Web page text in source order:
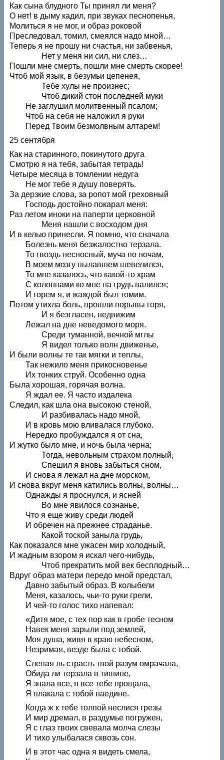
Как сына блудного Ты принял ли меня?
О нет! в дыму кадил, при звуках песнопенья,
Молиться я не мог, и образ роковой
Преследовал, томил, смеялся надо мной…
Теперь я не прошу ни счастья, ни забвенья,
Нет у меня ни сил, ни слез…
Пошли мне смерть, пошли мне смерть скорее!
Чтоб мой язык, в безумьи цепенея,
Тебе хулы не произнес;
Чтоб дикий стон последней муки
Не заглушил молитвенный псалом;
Чтоб на себя не наложил я руки
Перед Твоим безмолвным алтарем!
25 сентября
Как на старинного, покинутого друга
Смотрю я на тебя, забытая тетрадь!
Четыре месяца в томлении недуга
Не мог тебе я душу поверять.
За дерзкие слова, за ропот мой греховный
Господь достойно покарал меня:
Раз летом иноки на паперти церковной
Меня нашли с восходом дня
И в келью принесли. Я помню, что сначала
Болезнь меня безжалостно терзала.
То гвоздь несносный, муча по ночам,
В моем мозгу пылавшем шевелился,
То мне казалось, что какой-то храм
С колоннами ко мне на грудь валился;
И горем я, и жаждой был томим.
Потом утихла боль, прошли порывы горя,
И я безгласен, недвижим
Лежал на дне неведомого моря.
Среди туманной, вечной мглы
Я видел только волн движенье,
И были волны те так мягки и теплы,
Так нежило меня прикосновенье
Их тонких струй. Особенно одна
Была хорошая, горячая волна.
Я ждал ее. Я часто издалека
Следил, как шла она высокою стеной,
И разбивалась надо мной,
И в кровь мою вливалася глубоко.
Нередко пробуждался я от сна,
И жутко было мне, и ночь была черна;
Тогда, невольным страхом полный,
Спешил я вновь забыться сном,
И снова я лежал на дне морском,
И снова вкруг меня катились волны, волны…
Однажды я проснулся, и ясней
Во мне явилося сознанье,
Что я еще живу среди людей
И обречен на прежнее страданье.
Какой тоской заныла грудь,
Как показался мне ужасен мир холодный,
И жадным взором я искал чего-нибудь,
Чтоб прекратить мой век бесплодный…
Вдруг образ матери передо мной предстал,
Давно забытый образ. В колыбели
Меня, казалось, чьи-то руки грели,
И чей-то голос тихо напевал:
«Дитя мое, с тех пор как в гробе тесном
Навек меня зарыли под землей,
Моя душа, живя в краю небесном,
Незримая, везде была с тобой.
Слепая ль страсть твой разум омрачала,
Обида ли терзала в тишине,
Я знала все, я все тебе прощала,
Я плакала с тобой наедине.
Когда ж к тебе толпой неслися грезы
И мир дремал, в раздумье погружен,
Я с глаз твоих свевала молча слезы
И тихо улыбалася сквозь сон.
И в этот час одна я видеть смела,